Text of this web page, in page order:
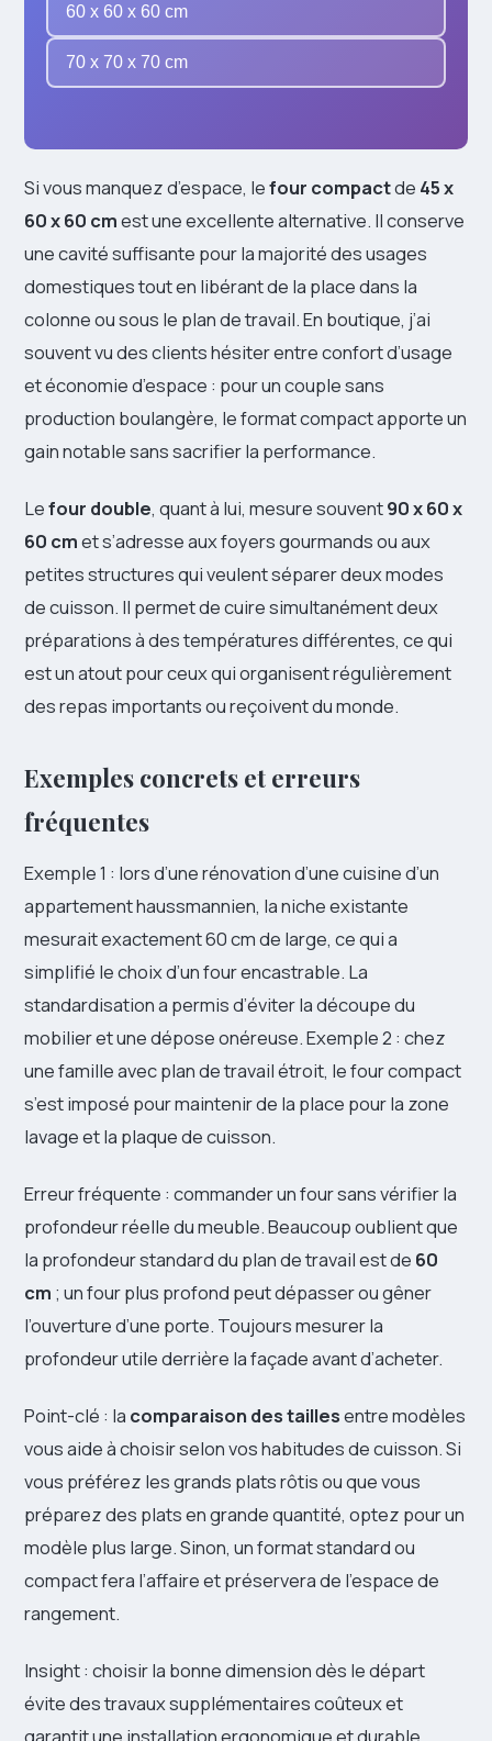
60 x 60 x 60 cm
70 x 70 x 70 cm
Si vous manquez d’espace, lefour compactde 45 x
60 x 60 cmest une excellente alternative. Il conserve
une cavité suffisante pour la majorité des usages
domestiques tout en libérant de la place dans la
colonne ou sous le plan de travail. En boutique, j’ai
souvent vu des clients hésiter entre confort d’usage
et économie d’espace : pour un couple sans
production boulangère, le format compact apporte un
gain notable sans sacrifier la performance.
Lefour double, quant à lui, mesure souvent90 x 60 x
60 cmet s’adresse aux foyers gourmands ou aux
petites structures qui veulent séparer deux modes
de cuisson. Il permet de cuire simultanément deux
préparations à des températures différentes, ce qui
est un atout pour ceux qui organisent régulièrement
des repas importants ou reçoivent du monde.
Exemples concrets et erreurs
fréquentes
Exemple 1 : lors d’une rénovation d’une cuisine d’un
appartement haussmannien, la niche existante
mesurait exactement 60 cm de large, ce qui a
simplifié le choix d’un four encastrable. La
standardisation a permis d’éviter la découpe du
mobilier et une dépose onéreuse. Exemple 2 : chez
une famille avec plan de travail étroit, le four compact
s’est imposé pour maintenir de la place pour la zone
lavage et la plaque de cuisson.
Erreur fréquente : commander un four sans vérifier la
profondeur réelle du meuble. Beaucoup oublient que
la profondeur standard du plan de travail est de 60
cm ; un four plus profond peut dépasser ou gêner
l’ouverture d’une porte. Toujours mesurer la
profondeur utile derrière la façade avant d’acheter.
Point-clé : la comparaison des taillesentre modèles
vous aide à choisir selon vos habitudes de cuisson. Si
vous préférez les grands plats rôtis ou que vous
préparez des plats en grande quantité, optez pour un
modèle plus large. Sinon, un format standard ou
compact fera l’affaire et préservera de l’espace de
rangement.
Insight : choisir la bonne dimension dès le départ
évite des travaux supplémentaires coûteux et